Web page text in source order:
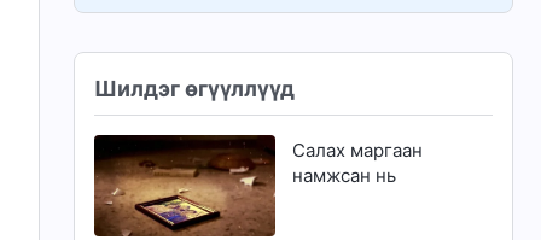
Шилдэг өгүүллүүд
Салах маргаан
намжсан нь